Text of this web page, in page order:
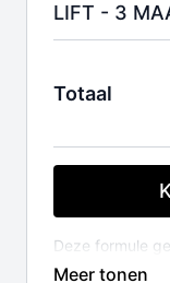
LIFT - 3
Totaal
Deze formule
toegang tot de